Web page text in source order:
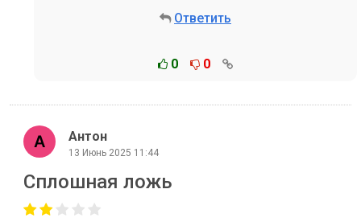
Ответить
0 0
Антон
13 Июнь 2025 11:44
Сплошная ложь